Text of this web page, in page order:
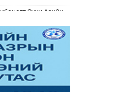
Зүүн Азийн
нээж, баг
шинэ бүрэлдэхүүн
2026